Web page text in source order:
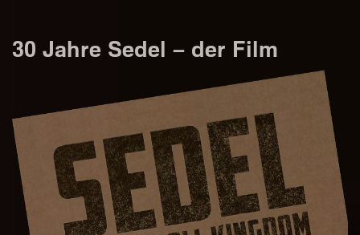
30 Jahre Sedel – der Film